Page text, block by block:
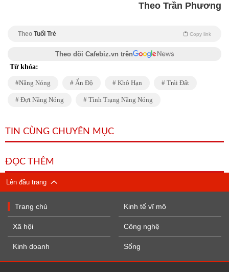
Theo Trần Phương
Theo Tuổi Trẻ Copy link
Theo dõi Cafebiz.vn trên
Từ khóa:
Nắng Nóng Ấn Độ Khô Hạn Trái Đất
Đợt Nắng Nóng Tình Trạng Nắng Nóng
TIN CÙNG CHUYÊN MỤC
ĐỌC THÊM
Lên đầu trang
Trang chủ
Xã hội
Kinh doanh
Kinh tế vĩ mô
Công nghệ
Sống